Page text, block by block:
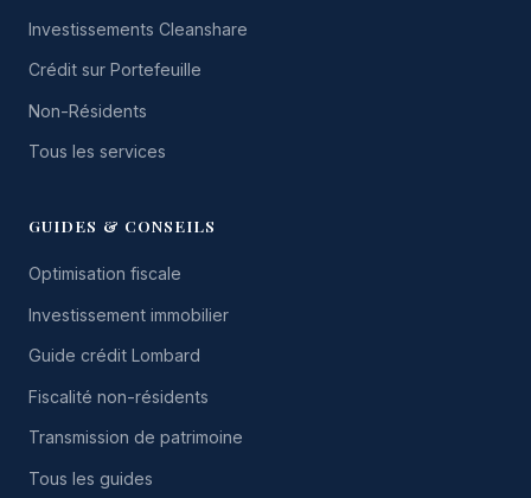
Investissements Cleanshare
Crédit sur Portefeuille
Non-Résidents
Tous les services
GUIDES & CONSEILS
Optimisation fiscale
Investissement immobilier
Guide crédit Lombard
Fiscalité non-résidents
Transmission de patrimoine
Tous les guides